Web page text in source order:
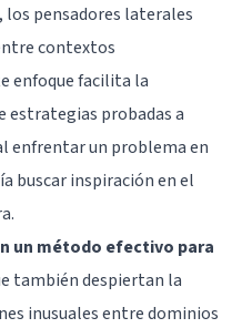
pensadores laterales
contextos
enfoque facilita la
estrategias probadas a
enfrentar un problema en
buscar inspiración en el
un método efectivo para
también despiertan la
inusuales entre dominios